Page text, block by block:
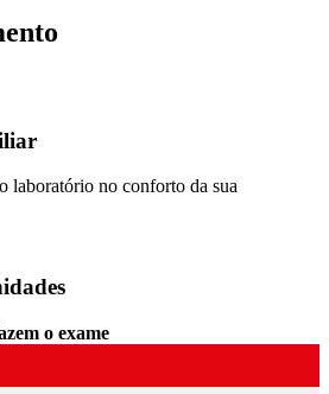
laboratório no conforto da sua
o exame